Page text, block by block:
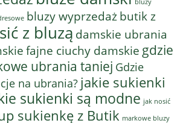
bluzy
bluzy wyprzedaż butik z
z bluzą damskie ubrania
fajne ciuchy damskie gdzie
ubrania taniej Gdzie
na ubrania? jakie sukienki
sukienki są modne jak nosić
sukienkę z Butik markowe bluzy